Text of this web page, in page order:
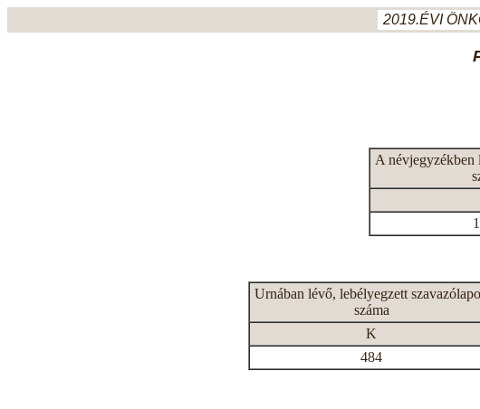
2019.ÉVI
A névjegyzékben
Urnában lévő, lebélyegzett
száma
K
484